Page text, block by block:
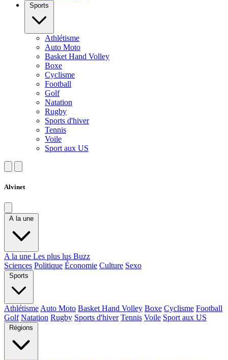
Sports
Athlétisme
Auto Moto
Basket Hand Volley
Boxe
Cyclisme
Football
Golf
Natation
Rugby
Sports d'hiver
Tennis
Voile
Sport aux US
Alvinet
A la une
A la une Les plus lus Buzz
Sciences Politique Économie Culture Sexo
Sports
Athlétisme Auto Moto Basket Hand Volley Boxe Cyclisme Football
Golf Natation Rugby Sports d'hiver Tennis Voile Sport aux US
Régions